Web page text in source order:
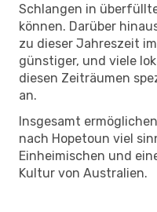
Schlangen in
können. Darüber
zu dieser Jahreszeit
günstiger, und viele
diesen Zeiträumen
an.
Insgesamt
nach Hopetoun viel
Einheimischen und
Kultur von Australien.